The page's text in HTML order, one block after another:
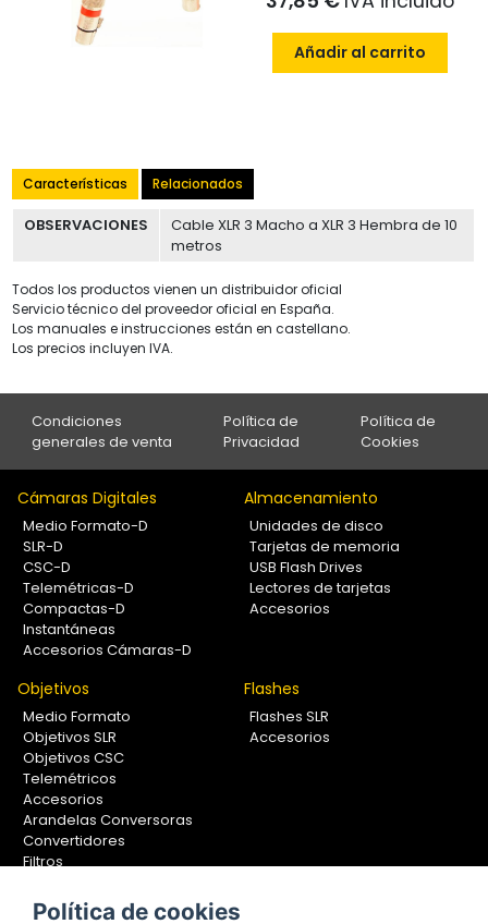
Añadir al carrito
Características Relacionados
OBSERVACIONES
Cable XLR 3 Macho a XLR 3 Hembra de 10
metros
Todos los productos vienen un distribuidor oficial
Servicio técnico del proveedor oficial en España.
Los manuales e instrucciones están en castellano.
Los precios incluyen IVA.
Condiciones
generales de venta
Política de
Privacidad
Política de
Cookies
Cámaras Digitales
Medio Formato-D
SLR-D
CSC-D
Telemétricas-D
Compactas-D
Instantáneas
Accesorios Cámaras-D
Almacenamiento
Unidades de disco
Tarjetas de memoria
USB Flash Drives
Lectores de tarjetas
Accesorios
Objetivos
Medio Formato
Objetivos SLR
Objetivos CSC
Telemétricos
Accesorios
Arandelas Conversoras
Convertidores
Filtros
Calibradores
Flashes
Flashes SLR
Accesorios
Política de cookies